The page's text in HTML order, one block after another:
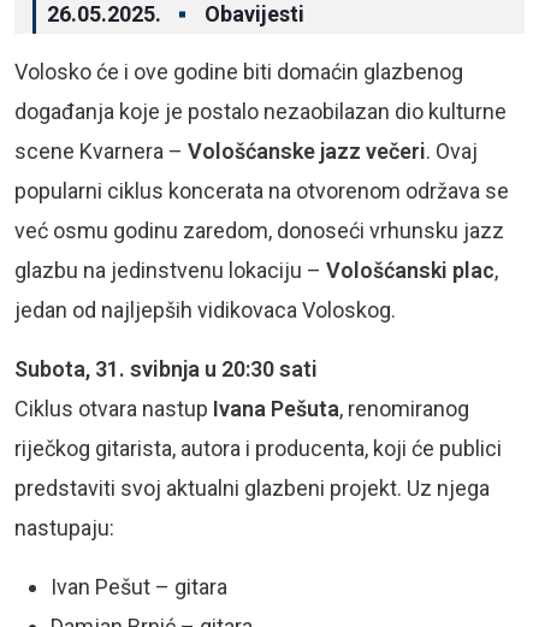
26.05.2025. Obavijesti
Volosko će i ove godine biti domaćin glazbenog
događanja koje je postalo nezaobilazan dio kulturne
scene Kvarnera – Vološćanske jazz večeri. Ovaj
popularni ciklus koncerata na otvorenom održava se
već osmu godinu zaredom, donoseći vrhunsku jazz
glazbu na jedinstvenu lokaciju – Vološćanski plac,
jedan od najljepših vidikovaca Voloskog.
Subota, 31. svibnja u 20:30 sati
Ciklus otvara nastup Ivana Pešuta, renomiranog
riječkog gitarista, autora i producenta, koji će publici
predstaviti svoj aktualni glazbeni projekt. Uz njega
nastupaju:
Ivan Pešut – gitara